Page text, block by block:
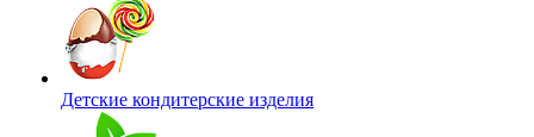
Детские кондитерские изделия